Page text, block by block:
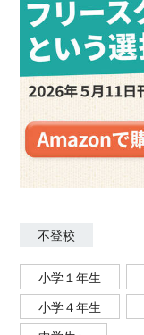
不登校
小学１年生
小学４年生